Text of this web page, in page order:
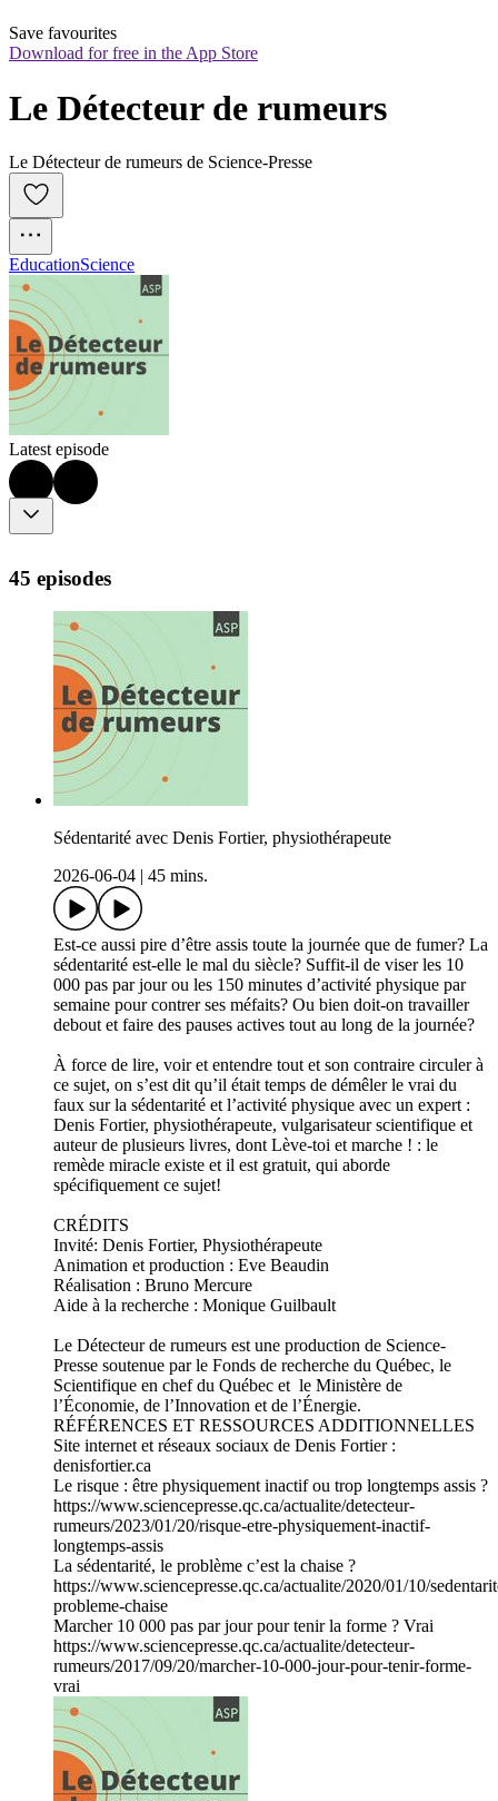
Save favourites
Download for free in the App Store
Le Détecteur de rumeurs
Le Détecteur de rumeurs de Science-Presse
EducationScience
Latest episode
45 episodes
Sédentarité avec Denis Fortier, physiothérapeute
2026-06-04
45 mins.
Est-ce aussi pire d’être assis toute la journée que de fumer? La
sédentarité est-elle le mal du siècle? Suffit-il de viser les 10
000 pas par jour ou les 150 minutes d’activité physique par
semaine pour contrer ses méfaits? Ou bien doit-on travailler
debout et faire des pauses actives tout au long de la journée?
À force de lire, voir et entendre tout et son contraire circuler à
ce sujet, on s’est dit qu’il était temps de démêler le vrai du
faux sur la sédentarité et l’activité physique avec un expert :
Denis Fortier, physiothérapeute, vulgarisateur scientifique et
auteur de plusieurs livres, dont Lève-toi et marche ! : le
remède miracle existe et il est gratuit, qui aborde
spécifiquement ce sujet!
CRÉDITS
Invité: Denis Fortier, Physiothérapeute
Animation et production : Eve Beaudin
Réalisation : Bruno Mercure
Aide à la recherche : Monique Guilbault
Le Détecteur de rumeurs est une production de Science-
Presse soutenue par le Fonds de recherche du Québec, le
Scientifique en chef du Québec et le Ministère de
l’Économie, de l’Innovation et de l’Énergie.
RÉFÉRENCES ET RESSOURCES ADDITIONNELLES
Site internet et réseaux sociaux de Denis Fortier :
denisfortier.ca
Le risque : être physiquement inactif ou trop longtemps assis ?
https://www.sciencepresse.qc.ca/actualite/detecteur-
rumeurs/2023/01/20/risque-etre-physiquement-inactif-
longtemps-assis
La sédentarité, le problème c’est la chaise ?
https://www.sciencepresse.qc.ca/actualite/2020/01/10/
probleme-chaise
Marcher 10 000 pas par jour pour tenir la forme ? Vrai
https://www.sciencepresse.qc.ca/actualite/detecteur-
rumeurs/2017/09/20/marcher-10-000-jour-pour-tenir-forme-
vrai